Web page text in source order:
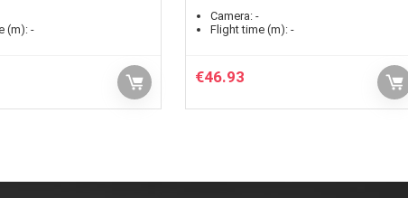
(m):-
Camera: -
Flight time (m): -
€46.93